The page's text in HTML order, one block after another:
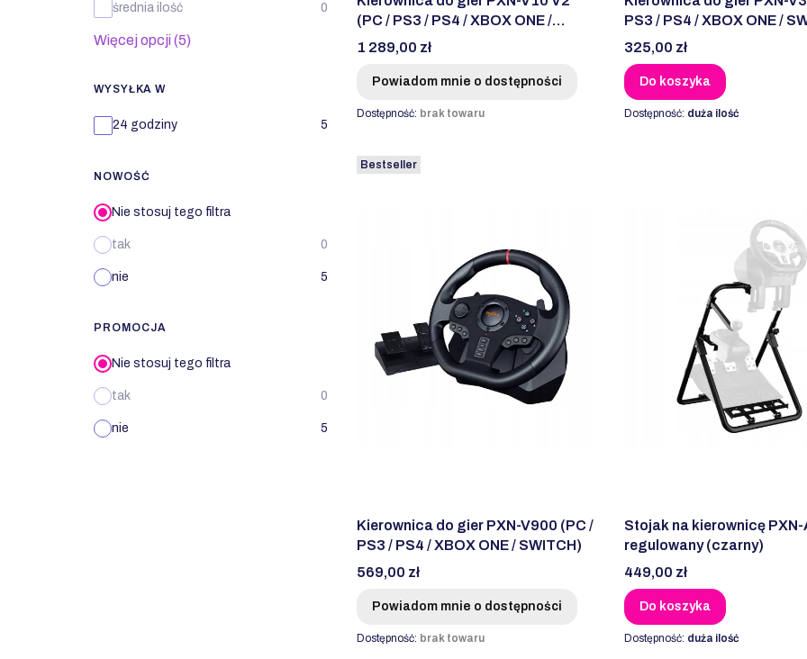
średnia ilość 0
Więcej opcji (5)
WYSYŁKA W
Wysyłka w
24 godziny 5
NOWOŚĆ
Nie stosuj tego filtra
tak 0
nie 5
PROMOCJA
Nie stosuj tego filtra
tak 0
nie 5
(PC / PS3 / PS4 / XBOX ONE /
SWITCH)
Cena
1 289,00 zł
Powiadom mnie o dostępności
Dostępność: brak towaru
PS3 / PS4 / XBOX ONE /
Cena
325,00 zł
Do koszyka
Dostępność: duża ilość
Bestseller
Kierownica do gier PXN-V900 (PC /
PS3 / PS4 / XBOX ONE / SWITCH)
Cena
569,00 zł
Powiadom mnie o dostępności
Dostępność: brak towaru
Stojak na kierownicę PXN-
regulowany (czarny)
Cena
449,00 zł
Do koszyka
Dostępność: duża ilość